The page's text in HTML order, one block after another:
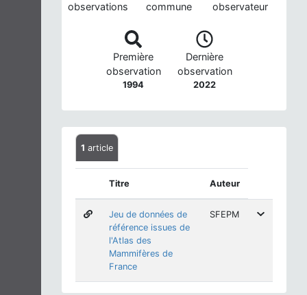
observations commune observateur
Première
observation
1994
Dernière
observation
2022
1 article
Titre Auteur
Jeu de données de
référence issues de
l'Atlas des
Mammifères de
France
SFEPM